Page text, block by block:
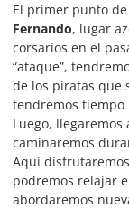
El primer punto
Fernando, lugar
corsarios en el
“ataque”,
de los piratas que
tendremos tiempo
Luego,
caminaremos
Aquí
podremos relajar
abordaremos